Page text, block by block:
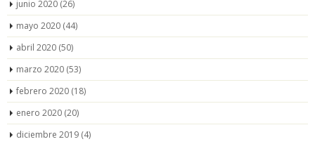
junio 2020 (26)
mayo 2020 (44)
abril 2020 (50)
marzo 2020 (53)
febrero 2020 (18)
enero 2020 (20)
diciembre 2019 (4)